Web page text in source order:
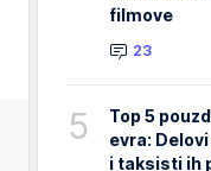
filmove
23
5
Top 5
evra:
i taksisti ih